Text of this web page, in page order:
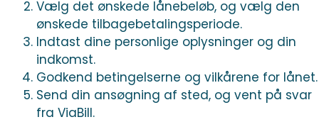
Vælg det ønskede lånebeløb, og vælg den
ønskede tilbagebetalingsperiode.
Indtast dine personlige oplysninger og din
indkomst.
Godkend betingelserne og vilkårene for lånet.
Send din ansøgning af sted, og vent på svar
fra ViaBill.